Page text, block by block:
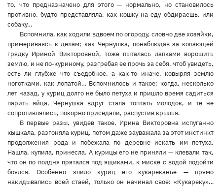
то, что предназначено для этого — нормально, но становилось
противно, будто представляла, как кошку на еду обдираешь, или
собаку…
Вспомнила, как ходили вдвоем по огороду, словно две хозяйки,
примериваясь к делам; как Чернушка, понаблюдав за копающей
грядку Ириной Викторовной, тоже пыталась лапками ворошить
землю, и не по-куриному, разгребая ее прочь за себя, чтоб увидеть,
есть ли глубже что съедобное, а как-то иначе, ковыряя землю
ноготками, как лопатой… Вспомнилось и такое: когда, несколько
лет назад, у куриц долго не было петуха и пришло время садиться
парить яйца, Чернушка вдруг стала топтать молодок, и те не
сопротивлялись, покорно приседали, распустив крылья.
В первые разы, увидев такое, Ирина Викторовна испуганно
кышкала, разгоняла куриц, потом даже зауважала за этот инстинкт
продолжения рода и побежала по деревне искать им петуха.
Нашла, купила, принесла. А курицы его не приняли — клевали так,
что он по полдня прятался под ящиками, к миске с водой подойти
боялся. Особенно злило куриц его кукареканье — прямо
накидывались всей стаей, только он начинал свое: «Кукареку»…